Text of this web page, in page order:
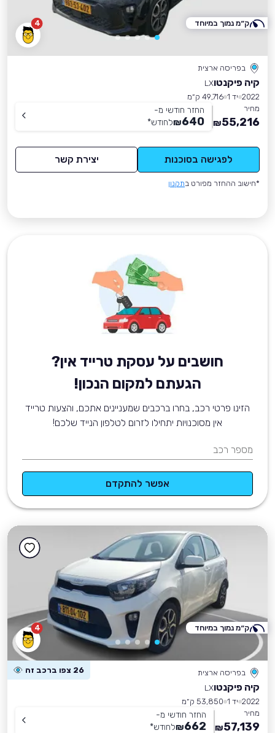
4
בפריסה ארצית
קיה פיקנטוLX
2022 יד 1
49,716 ק״מ
מחיר
55,216
₪
החזר חודשי מ-
640
₪לחודש*
לפגישה בסוכנות יצירת קשר
*חישוב ההחזר מפורט בתקנון
ק״מ נמוך במיוחד
חושבים על עסקת טרייד אין?
הגעתם למקום הנכון!
הזינו פרטי רכב, בחרו ברכבים שמעניינים אתכם, והצעות טרייד
אין מסוכנויות יתחילו לזרום לטלפון הנייד שלכם!
מספר רכב
אפשר להתקדם
4
בפריסה ארצית 26 צפו ברכב זה
קיה פיקנטוLX
2022 יד 1
53,850 ק״מ
מחיר
57,139
₪
החזר חודשי מ-
662
₪לחודש*
ק״מ נמוך במיוחד